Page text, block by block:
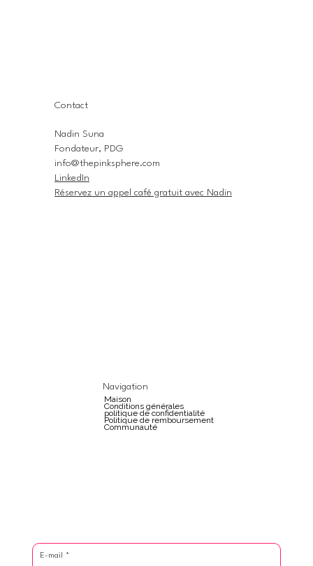
Contact
Nadin Suna
Fondateur, PDG
info@thepinksphere.com
LinkedIn
Réservez un appel café gratuit avec Nadin
Navigation
Maison
Conditions générales
politique de confidentialité
Politique de remboursement
Communauté
E-mail *